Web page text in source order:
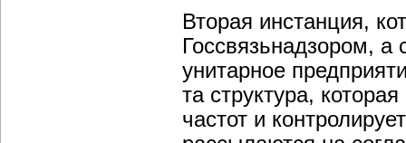
Вторая инстанция,
Госсвязьнадзором,
унитарное
та структура,
частот и